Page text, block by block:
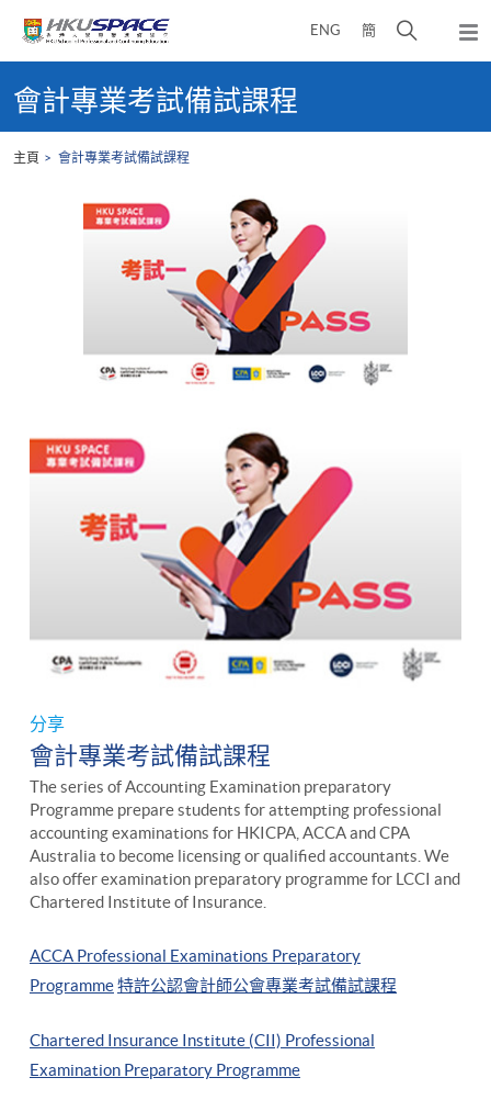
ENG 簡
開
彈
出
單
content
start會計專業考試備試課程
主頁 會計專業考試備試課程
分享
會計專業考試備試課程
The series of Accounting Examination preparatory
Programme prepare students for attempting professional
accounting examinations for HKICPA, ACCA and CPA
Australia to become licensing or qualified accountants. We
also offer examination preparatory programme for LCCI and
Chartered Institute of Insurance.
ACCA Professional Examinations Preparatory
Programme特許公認會計師公會專業考試備試課程
Chartered Insurance Institute (CII) Professional
Examination Preparatory Programme